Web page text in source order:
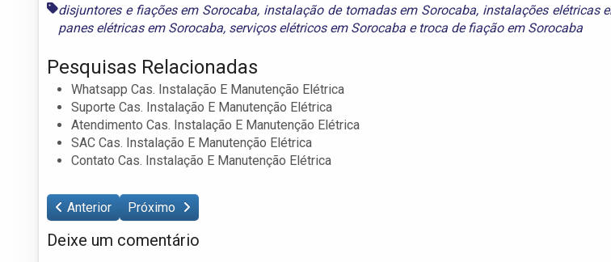
disjuntores e fiações em Sorocaba, instalação de tomadas em Sorocaba, instalações elétricas
panes elétricas em Sorocaba, serviços elétricos em Sorocaba e troca de fiação em Sorocaba
Pesquisas Relacionadas
Whatsapp Cas. Instalação E Manutenção Elétrica
Suporte Cas. Instalação E Manutenção Elétrica
Atendimento Cas. Instalação E Manutenção Elétrica
SAC Cas. Instalação E Manutenção Elétrica
Contato Cas. Instalação E Manutenção Elétrica
Anterior Próximo
Deixe um comentário